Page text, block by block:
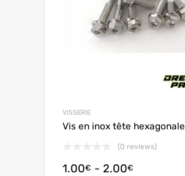
VISSERIE
Vis en inox tête hexagonale
(0 reviews)
1.00€ - 2.00€